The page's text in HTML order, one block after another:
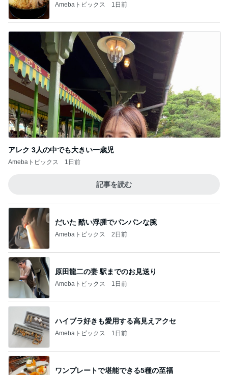
Amebaトピックス 1日前
アレク 3人の中でも大きい一歳児
Amebaトピックス 1日前
記事を読む
だいた 酷い浮腫でパンパンな腕
Amebaトピックス 2日前
原田龍二の妻 駅までのお見送り
Amebaトピックス 1日前
ハイブラ好きも愛用する高見えアクセ
Amebaトピックス 1日前
ワンプレートで堪能できる5種の至福